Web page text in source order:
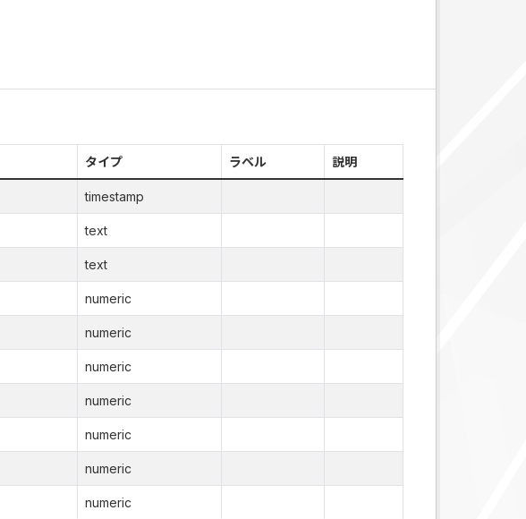
タイプ ラベル 説明
timestamp
text
text
numeric
numeric
numeric
numeric
numeric
numeric
numeric